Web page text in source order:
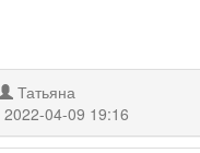
Татьяна
2022-04-09 19:16